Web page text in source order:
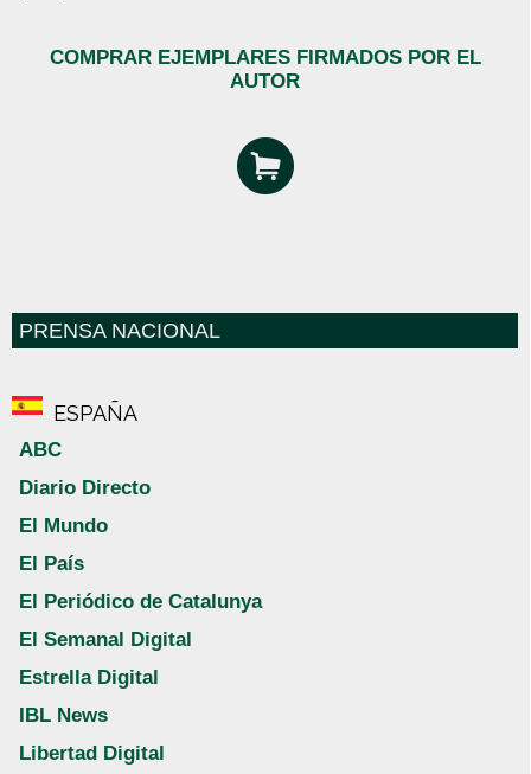
COMPRAR EJEMPLARES FIRMADOS POR EL
AUTOR
PRENSA NACIONAL
ESPAÑA
ABC
Diario Directo
El Mundo
El País
El Periódico de Catalunya
El Semanal Digital
Estrella Digital
IBL News
Libertad Digital